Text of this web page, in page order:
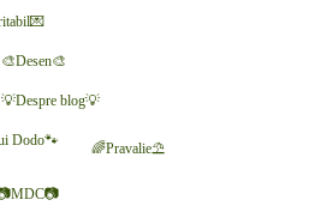
🎨Desen🎨
💡Despre blog💡
Dodo🐾 🌈Pravalie⛱